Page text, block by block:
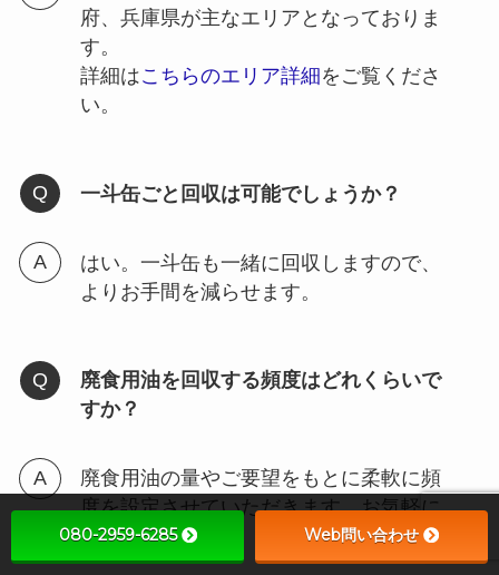
府、兵庫県が主なエリアとなっておりま
す。
詳細はこちらのエリア詳細をご覧くださ
い。
一斗缶ごと回収は可能でしょうか？
はい。一斗缶も一緒に回収しますので、
よりお手間を減らせます。
廃食用油を回収する頻度はどれくらいで
すか？
廃食用油の量やご要望をもとに柔軟に頻
度を設定させていただきます。お気軽に
ご相談ください。
080-2959-6285 Web問い合わせ